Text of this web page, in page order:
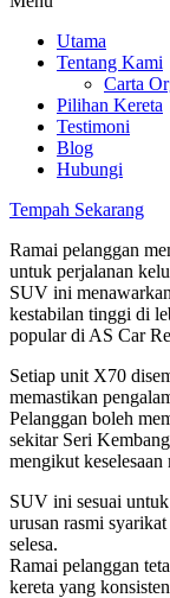
Utama
Tentang Kami
Carta
Pilihan Kereta
Testimoni
Blog
Hubungi
Tempah Sekarang
Ramai pelanggan
untuk perjalanan
SUV ini
kestabilan tinggi di
popular di AS Car
Setiap unit X70
memastikan
Pelanggan boleh
sekitar Seri
mengikut keselesaan
SUV ini sesuai
urusan rasmi
selesa.
Ramai pelanggan
kereta yang